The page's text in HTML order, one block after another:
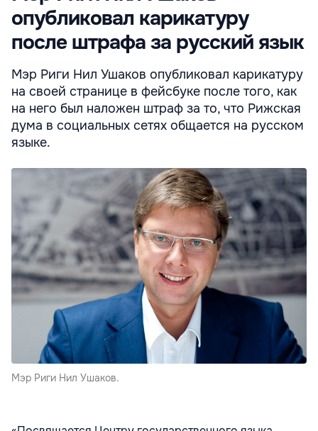
опубликовал карикатуру
после штрафа за русский язык
Мэр Риги Нил Ушаков опубликовал карикатуру
на своей странице в фейсбуке после того, как
на него был наложен штраф за то, что Рижская
дума в социальных сетях общается на русском
языке.
Мэр Риги Нил Ушаков.